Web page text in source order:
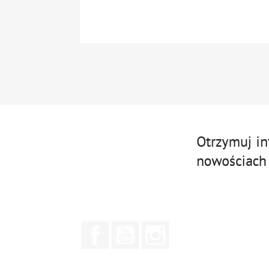
Otrzymuj